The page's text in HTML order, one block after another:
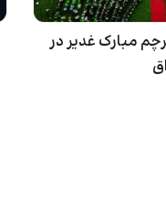
مبارک غدیر در